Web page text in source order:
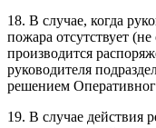
18. В случае, когда
пожара отсутствует
производится
руководителя
решением
19. В случае действия